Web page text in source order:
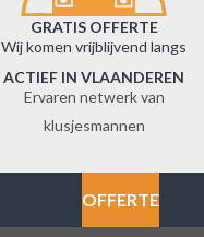
GRATIS OFFERTE
Wij komen vrijblijvend langs
ACTIEF IN VLAANDEREN
Ervaren netwerk van
klusjesmannen
OFFERTE